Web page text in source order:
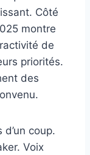
Côté
montre
de
priorités.
des
coup.
Voix